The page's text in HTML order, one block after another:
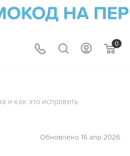
0
и как это исправить
Обновлено 16 апр 2026